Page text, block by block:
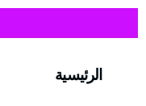
الرئيسية